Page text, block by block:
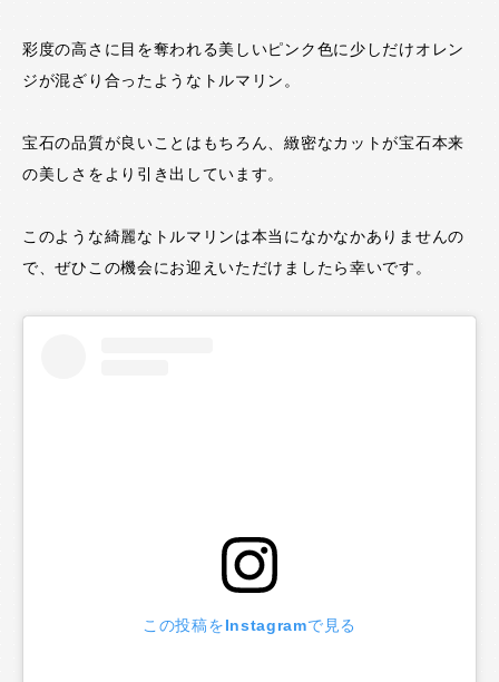
彩度の高さに目を奪われる美しいピンク色に少しだけオレン
ジが混ざり合ったようなトルマリン。
宝石の品質が良いことはもちろん、緻密なカットが宝石本来
の美しさをより引き出しています。
このような綺麗なトルマリンは本当になかなかありませんの
で、ぜひこの機会にお迎えいただけましたら幸いです。
この投稿をInstagramで見る